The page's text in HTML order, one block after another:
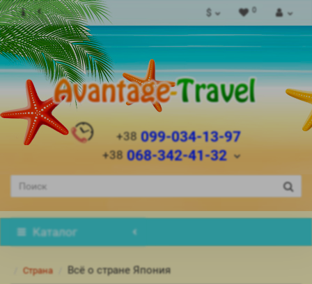
$ 0
+38 099-034-13-97
+38 068-342-41-32
Каталог
Страна Всё о стране Япония